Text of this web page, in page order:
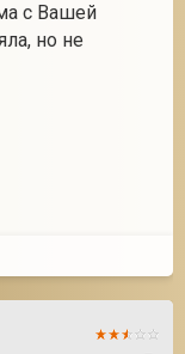
с Вашей
но не